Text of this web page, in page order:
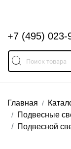
+7 (495) 023-
Главная
Подвесные
Подвесной